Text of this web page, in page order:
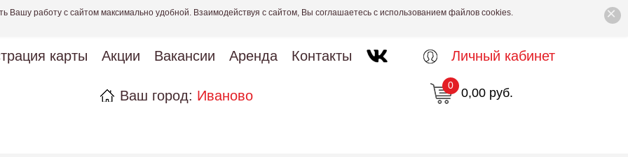
×
Вашу работу с сайтом максимально удобной. Взаимодействуя с сайтом, Вы соглашаетесь с использованием файлов cookies.
карты Акции Вакансии Аренда Контакты
Ваш город: Иваново
Личный кабинет
0,00 руб.
0